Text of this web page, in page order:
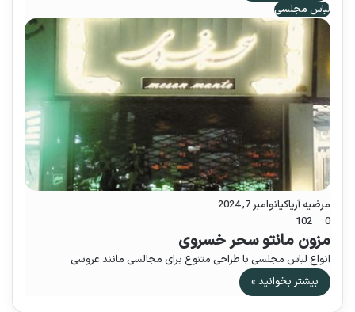
لباس مجلسی
مرضیه آریاکیانوامبر 7, 2024
0
مزون مانتو سحر خسروی
انواع لباس مجلسی با طراحی متنوع برای مجالسی مانند عروسی
بیشتر بخوانید »